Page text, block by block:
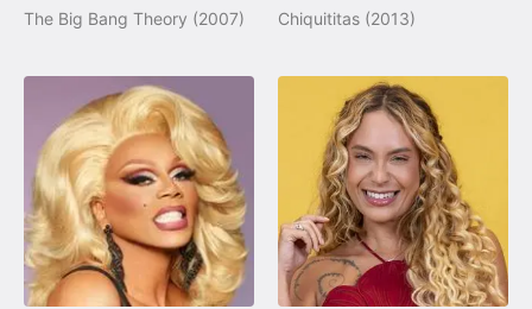
The Big Bang Theory (2007) Chiquititas (2013)